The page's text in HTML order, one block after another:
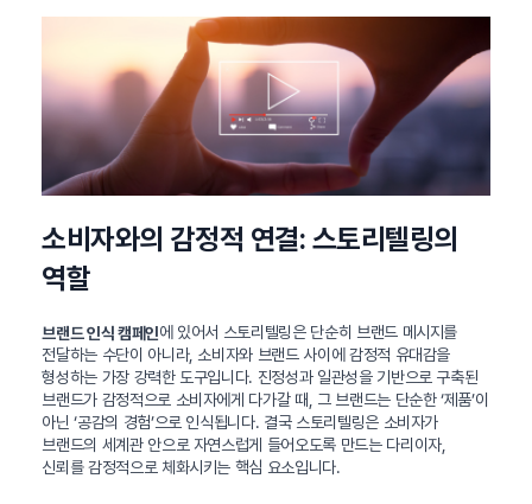
소비자와의 감정적 연결: 스토리텔링의
역할
브랜드 인식 캠페인에 있어서 스토리텔링은 단순히 브랜드 메시지를
전달하는 수단이 아니라, 소비자와 브랜드 사이에 감정적 유대감을
형성하는 가장 강력한 도구입니다. 진정성과 일관성을 기반으로 구축된
브랜드가 감정적으로 소비자에게 다가갈 때, 그 브랜드는 단순한 ‘제품’이
아닌 ‘공감의 경험’으로 인식됩니다. 결국 스토리텔링은 소비자가
브랜드의 세계관 안으로 자연스럽게 들어오도록 만드는 다리이자,
신뢰를 감정적으로 체화시키는 핵심 요소입니다.